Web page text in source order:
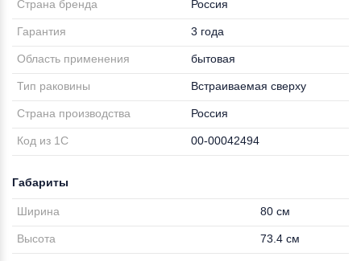
Страна бренда Россия
Гарантия 3 года
Область применения бытовая
Тип раковины Встраиваемая сверху
Страна производства Россия
Код из 1С 00-00042494
Габариты
Ширина 80 см
Высота 73.4 см